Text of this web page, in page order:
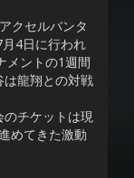
クセルバンタ
4日に行われ
メントの1週間
龍翔との対戦
チケットは現
めてきた激動